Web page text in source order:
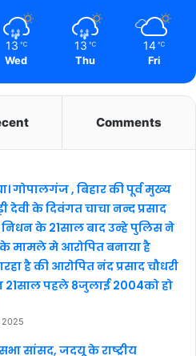
13 ℃
Wed
13 ℃
Thu
14 ℃
Fri
Comments
गोपालगंज , बिहार की पूर्व मुख्य
देवी के दिवंगत चाचा नन्द प्रसाद
निधन के 21साल बाद उन्हे पुलिस ने
के मामले मे आरोपित बनाया है
है की आरोपित नंद प्रसाद चौधरी
21साल पहले 8जुलाई 2004को हो
सांसद, जदयू के राष्ट्रीय